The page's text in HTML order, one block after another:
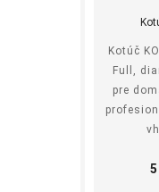
Kotúč
Full,
pre